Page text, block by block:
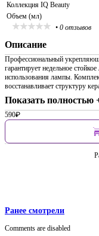
Коллекция IQ Beauty
Объем (мл)
• 0 отзывов
Описание
Профессиональный
гарантирует недельное
использования лампы.
восстанавливает структуру
Показать полностью
590₽
Ранее смотрели
Comments are disabled